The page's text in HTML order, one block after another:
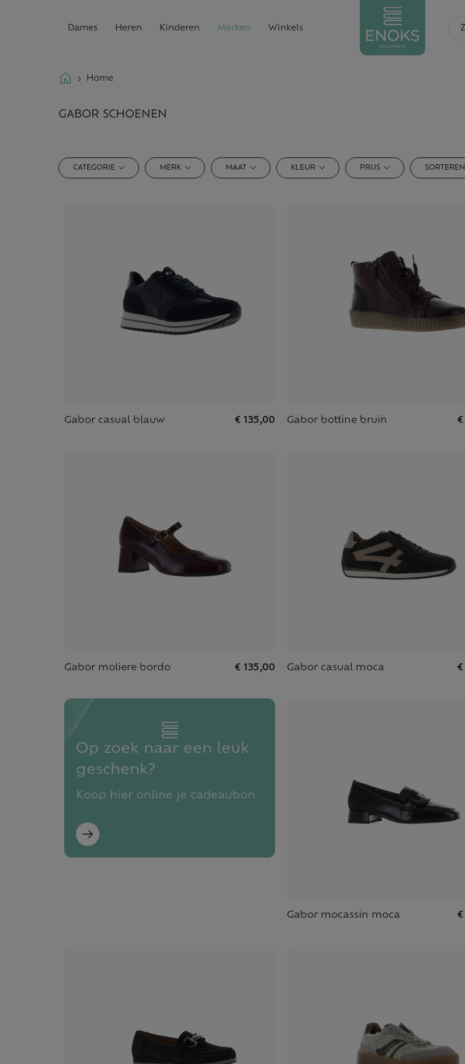
Dames Heren Kinderen Merken Winkels
Home
GABOR SCHOENEN
CATEGORIE MERK MAAT KLEUR PRIJS SORTEREN
Gabor casual blauw € 135,00 Gabor bottine bruin €
Gabor moliere bordo € 135,00 Gabor casual moca €
Op zoek naar een leuk
geschenk?
Koop hier online je cadeaubon
Gabor mocassin moca €